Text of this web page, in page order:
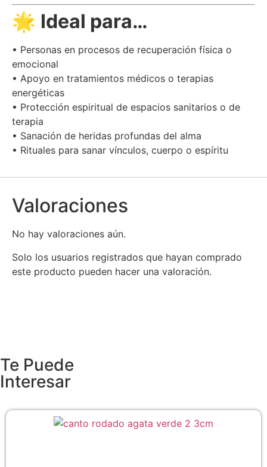
🌟 Ideal para…
• Personas en procesos de recuperación física o
emocional
• Apoyo en tratamientos médicos o terapias
energéticas
• Protección espiritual de espacios sanitarios o de
terapia
• Sanación de heridas profundas del alma
• Rituales para sanar vínculos, cuerpo o espíritu
Valoraciones
No hay valoraciones aún.
Solo los usuarios registrados que hayan comprado
este producto pueden hacer una valoración.
Te Puede
Interesar